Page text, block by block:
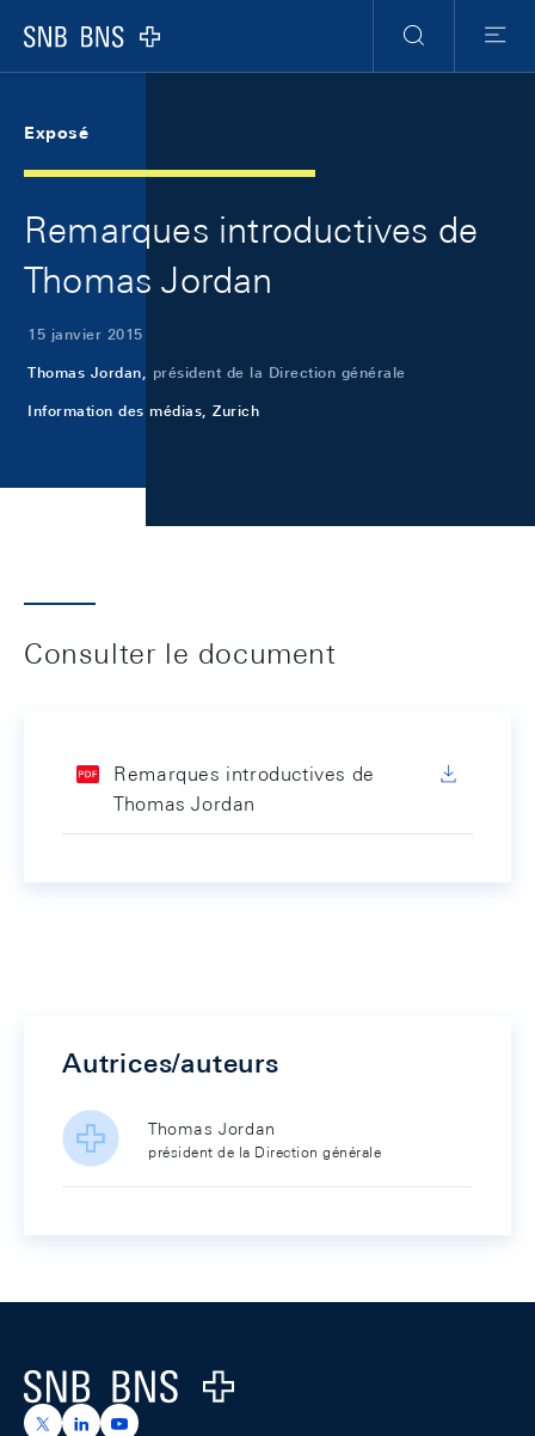
Logo
RechercheMenu
Exposé
Remarques introductives de
Thomas Jordan
15 janvier 2015
Thomas Jordan, président de la Direction générale
Information des médias, Zurich
Consulter le document
Remarques introductives de
Thomas Jordan
Autrices/auteurs
Thomas Jordan
président de la Direction générale
Logo
https://x.com/snb_bns
https://ch.linkedin.com/company/swiss-national-
https://www.youtube.com/@swissnationalbank